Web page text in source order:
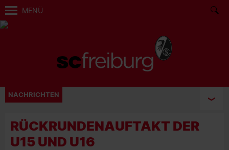
MENÜ
NACHRICHTEN
RÜCKRUNDENAUFTAKT DER
U15 UND U16